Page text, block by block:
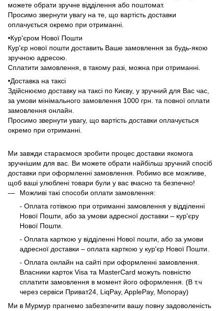
можете обрати зручне відділення або поштомат.
Просимо звернути увагу на те, що вартість доставки
оплачується окремо при отриманні.
•Кур'єром Нової Пошти
Кур'єр нової пошти доставить Ваше замовлення за будь-якою
зручною адресою.
Сплатити замовлення, в такому разі, можна при отриманні.
•Доставка на таксі
Здійснюємо доставку на таксі по Києву, у зручний для Вас час,
за умови мінімального замовлення 1000 грн. та повної оплати
замовлення онлайн.
Просимо звернути увагу, що вартість доставки оплачується
окремо при отриманні.
Ми завжди стараємося зробити процес доставки якомога
зручнішим для вас. Ви можете обрати найбільш зручний спосіб
доставки при оформленні замовлення. Робимо все можливе,
щоб ваші улюблені товари були у вас вчасно та безпечно!
Можливі такі способи оплати замовлення:
- Оплата готівкою при отриманні замовлення у відділенні
Нової Пошти, або за умови адресної доставки – кур'єру
Нової Пошти.
- Оплата карткою у відділенні Нової пошти, або за умови
адресної доставки – оплата карткою у кур'єр Нової Пошти.
- Оплата онлайн на сайті при оформленні замовлення.
Власники карток Visa та MasterCard можуть повністю
сплатити замовлення в момент його оформлення. (В т.ч
через сервіси Приват24, LiqPay, ApplePay, Monopay)
Ми в Мурмур прагнемо забезпечити вашу повну задоволеність